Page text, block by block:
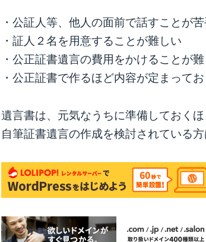
・公証人等、他人の面前で話すことが
・証人２名を用意することが難しい
・公正証書遺言の費用をかけることが
・公正証書で作るほど内容が定まって
遺言書は、元気なうちに準備しておくほ
自筆証書遺言の作成を検討されている